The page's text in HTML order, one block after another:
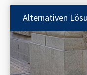
Alternativen